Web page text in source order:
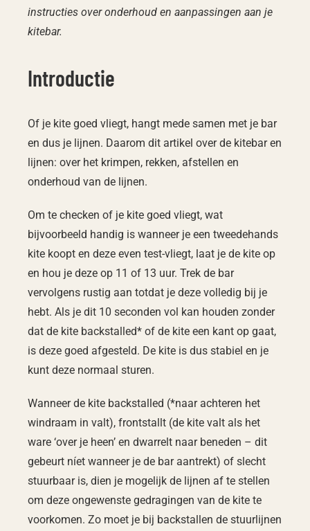
instructies over onderhoud en aanpassingen aan je
kitebar.
Introductie
Of je kite goed vliegt, hangt mede samen met je bar
en dus je lijnen. Daarom dit artikel over de kitebar en
lijnen: over het krimpen, rekken, afstellen en
onderhoud van de lijnen.
Om te checken of je kite goed vliegt, wat
bijvoorbeeld handig is wanneer je een tweedehands
kite koopt en deze even test-vliegt, laat je de kite op
en hou je deze op 11 of 13 uur. Trek de bar
vervolgens rustig aan totdat je deze volledig bij je
hebt. Als je dit 10 seconden vol kan houden zonder
dat de kite backstalled* of de kite een kant op gaat,
is deze goed afgesteld. De kite is dus stabiel en je
kunt deze normaal sturen.
Wanneer de kite backstalled (*naar achteren het
windraam in valt), frontstallt (de kite valt als het
ware ‘over je heen’ en dwarrelt naar beneden – dit
gebeurt níet wanneer je de bar aantrekt) of slecht
stuurbaar is, dien je mogelijk de lijnen af te stellen
om deze ongewenste gedragingen van de kite te
voorkomen. Zo moet je bij backstallen de stuurlijnen